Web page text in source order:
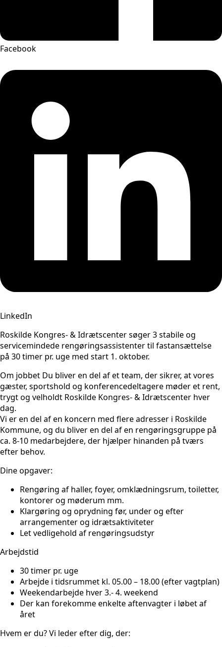
Facebook
LinkedIn
Roskilde Kongres- & Idrætscenter søger 3 stabile og
servicemindede rengøringsassistenter til fastansættelse
på 30 timer pr. uge med start 1. oktober.
Om jobbet Du bliver en del af et team, der sikrer, at vores
gæster, sportshold og konferencedeltagere møder et rent,
trygt og velholdt Roskilde Kongres- & Idrætscenter hver
dag.
Vi er en del af en koncern med flere adresser i Roskilde
Kommune, og du bliver en del af en rengøringsgruppe på
ca. 8-10 medarbejdere, der hjælper hinanden på tværs
efter behov.
Dine opgaver:
Rengøring af haller, foyer, omklædningsrum, toiletter,
kontorer og møderum mm.
Klargøring og oprydning før, under og efter
arrangementer og idrætsaktiviteter
Let vedligehold af rengøringsudstyr
Arbejdstid
30 timer pr. uge
Arbejde i tidsrummet kl. 05.00 – 18.00 (efter vagtplan)
Weekendarbejde hver 3.- 4. weekend
Der kan forekomme enkelte aftenvagter i løbet af
året
Hvem er du? Vi leder efter dig, der: